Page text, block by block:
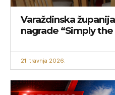
Varaždinska
nagrade “Simply
21. travnja 2026.